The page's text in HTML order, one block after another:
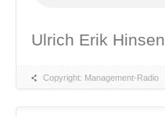
Ulrich Erik Hinsen
Copyright: Management-Radio